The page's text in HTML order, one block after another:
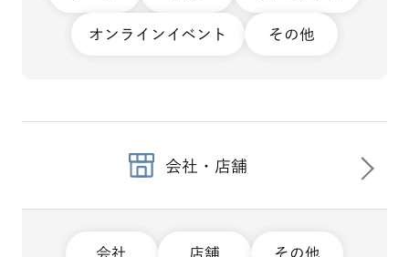
オンラインイベント その他
会社・店舗
会社 店舗 その他